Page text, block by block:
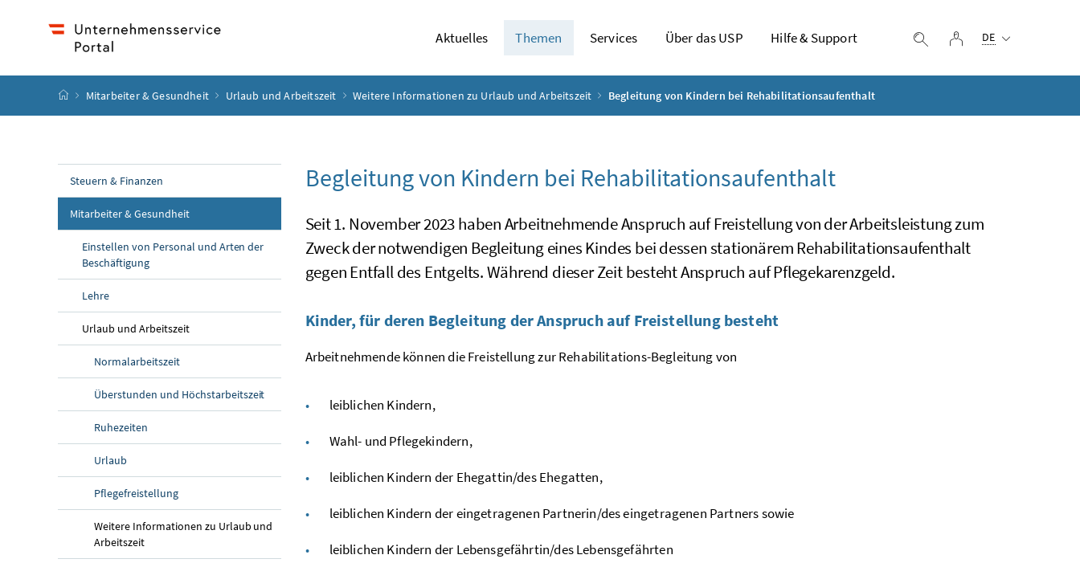
Aktuelles Themen Services Über das USP Hilfe & Support Suche einblenden
Login
DE
Startseite
Mitarbeiter & Gesundheit Urlaub und Arbeitszeit Weitere Informationen zu Urlaub und Arbeitszeit Begleitung von Kindern bei Rehabilitationsaufenthalt
Steuern & Finanzen
Mitarbeiter & Gesundheit
Einstellen von Personal und Arten der
Beschäftigung
Lehre
Urlaub und Arbeitszeit
Normalarbeitszeit
Überstunden und Höchstarbeitszeit
Ruhezeiten
Urlaub
Pflegefreistellung
Weitere Informationen zu Urlaub und
Arbeitszeit
Begleitung von Kindern bei Rehabilitationsaufenthalt
Seit 1. November 2023 haben Arbeitnehmende Anspruch auf Freistellung von der Arbeitsleistung zum
Zweck der notwendigen Begleitung eines Kindes bei dessen stationärem Rehabilitationsaufenthalt
gegen Entfall des Entgelts. Während dieser Zeit besteht Anspruch auf Pflegekarenzgeld.
Kinder, für deren Begleitung der Anspruch auf Freistellung besteht
Arbeitnehmende können die Freistellung zur Rehabilitations-Begleitung von
leiblichen Kindern,
Wahl- und Pflegekindern,
leiblichen Kindern der Ehegattin/des Ehegatten,
leiblichen Kindern der eingetragenen Partnerin/des eingetragenen Partners sowie
leiblichen Kindern der Lebensgefährtin/des Lebensgefährten